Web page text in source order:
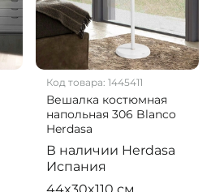
Код товара: 1445411
Вешалка костюмная
напольная 306 Blanco
Herdasa
В наличии Herdasa
Испания
44x30x110 см